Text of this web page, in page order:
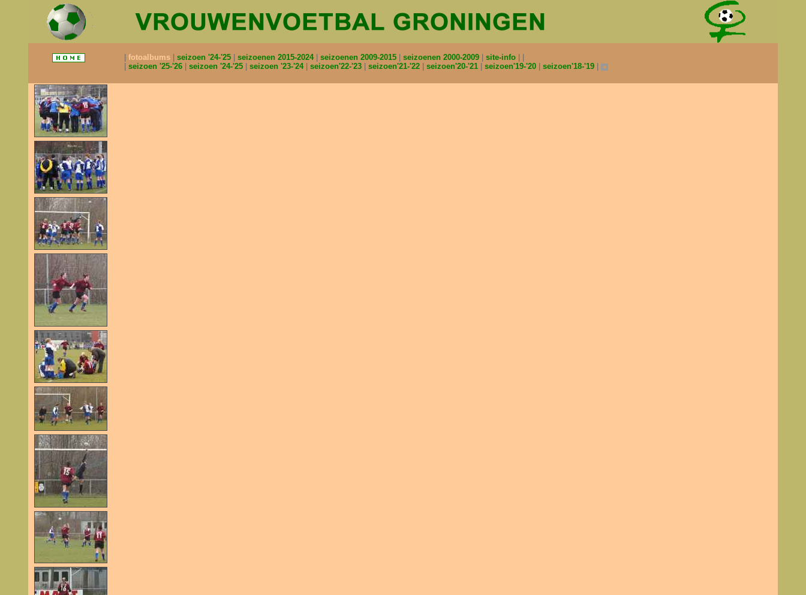
fotoalbums seizoen '24-'25 seizoenen 2015-2024 seizoenen 2009-2015 seizoenen 2000-2009
site-info
seizoen '25-'26
seizoen '24-'25 seizoen '23-'24 seizoen'22-'23 seizoen'21-'22 seizoen'20-'21 seizoen'19-'20 seizoen'18-'19